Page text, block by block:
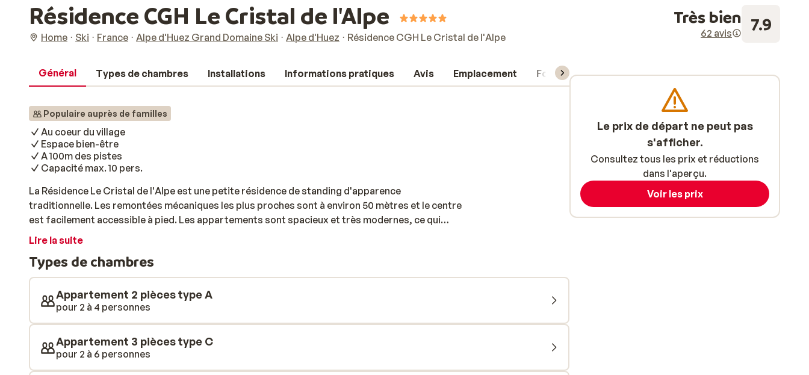
Résidence CGH Le Cristal de l'Alpe
Home Ski France Alpe d'Huez Grand Domaine Ski Alpe d'Huez Résidence CGH Le Cristal de l'Alpe
Très bien
62 avis 7.9
Général Types de chambres Installations Informations pratiques Avis Emplacement Forfait, cours et matériel de ski
Populaire auprès de familles
Au coeur du village
Espace bien-être
A 100m des pistes
Capacité max. 10 pers.
La Résidence Le Cristal de l'Alpe est une petite résidence de standing d'apparence
traditionnelle. Les remontées mécaniques les plus proches sont à environ 50 mètres et le centre
est facilement accessible à pied. Les appartements sont spacieux et très modernes, ce qui
contraste avec à l'extérieur. Tout est réuni pour rendre votre séjour le plus agréable possible. Il
profiter du jacuzzi ou d'un massage relaxant. Commencez chaque nouvelle journée du bon pied!
Lire la suite
Types de chambres
Appartement 2 pièces type A
pour 2 à 4 personnes
Appartement 3 pièces type C
pour 2 à 6 personnes
Le prix de départ ne peut pas
s'afficher.
Consultez tous les prix et réductions
dans l'aperçu.
Voir les prix